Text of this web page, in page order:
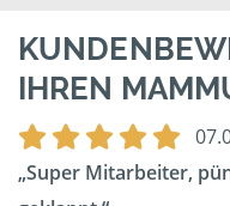
IHREN
Super Mitarbeiter,